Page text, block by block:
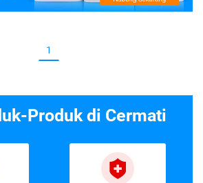
1
Produk di Cermati